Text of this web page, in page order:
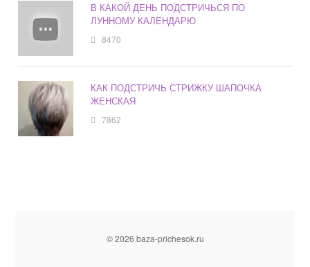
В КАКОЙ ДЕНЬ ПОДСТРИЧЬСЯ ПО
ЛУННОМУ КАЛЕНДАРЮ
8470
КАК ПОДСТРИЧЬ СТРИЖКУ ШАПОЧКА
ЖЕНСКАЯ
7862
© 2026 baza-prichesok.ru